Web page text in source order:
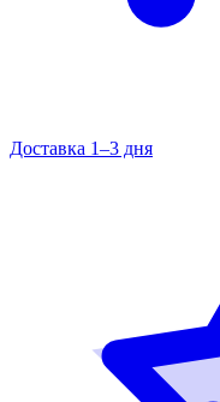
Доставка 1–3 дня